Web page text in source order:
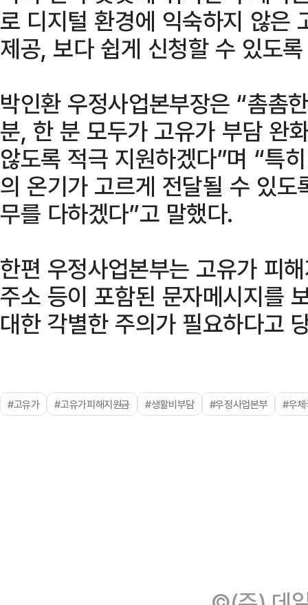
로 디지털 환경에 익숙하지 않은
제공, 보다 쉽게 신청할 수 있도
박인환 우정사업본부장은 “촘촘
분, 한 분 모두가 고유가 부담 완
않도록 적극 지원하겠다”며 “특
의 온기가 고르게 전달될 수 있
무를 다하겠다”고 말했다.
한편 우정사업본부는 고유가 피
주소 등이 포함된 문자메시지를
대한 각별한 주의가 필요하다고
#고유가 #고유가피해지원금 #생활비부담 #우정사업본부 #우체